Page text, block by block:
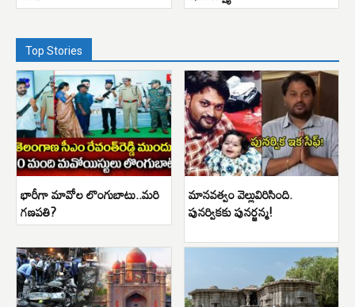
Top Stories
భారీగా మావోల లొంగుబాటు..మరి
గణపతి?
మానవత్వం వెల్లువిరిసింది.
పునర్వికకు పునర్జన్మ!